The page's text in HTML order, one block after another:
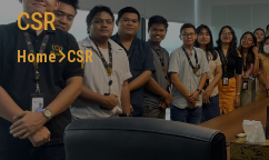
CSR
Home CSR
Services
Clients
ไทย